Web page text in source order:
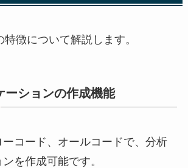
徴について解説します。
ーションの作成機能
ーコード、オールコードで、分析
を作成可能です。